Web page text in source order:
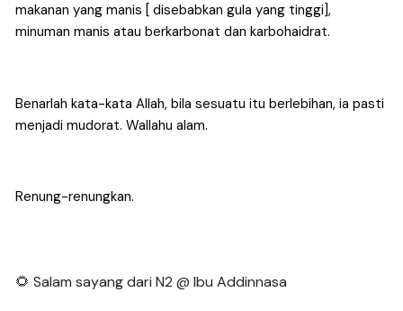
makanan yang manis [ disebabkan gula yang tinggi],
minuman manis atau berkarbonat dan karbohaidrat.
Benarlah kata-kata Allah, bila sesuatu itu berlebihan, ia pasti
menjadi mudorat. Wallahu alam.
Renung-renungkan.
🌻 Salam sayang dari N2 @ Ibu Addinnasa